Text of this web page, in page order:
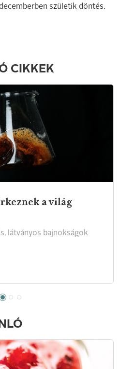
születik döntés.
CIKKEK
a világ
látványos bajnokságok